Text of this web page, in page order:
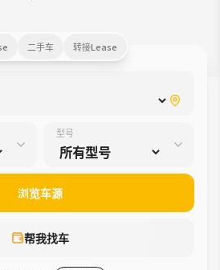
二手车 转接Lease
型号
帮我找车
浏览车源